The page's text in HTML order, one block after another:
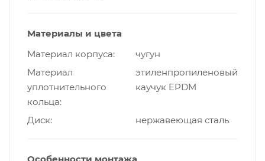
Материалы и цвета
Материал корпуса
чугун
Материал
уплотнительного
кольца
этиленпропиленовый
каучук EPDM
Диск нержавеющая сталь